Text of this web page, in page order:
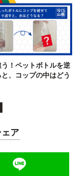
！ペットボトルを逆
、コップの中はどう
ア